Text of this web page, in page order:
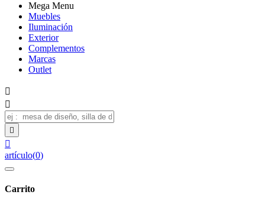
Mega Menu
Muebles
Iluminación
Exterior
Complementos
Marcas
Outlet




artículo(0)
Carrito